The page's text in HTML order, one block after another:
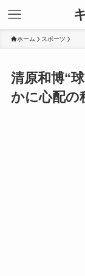
ホーム スポーツ
清原和博“
かに心配の